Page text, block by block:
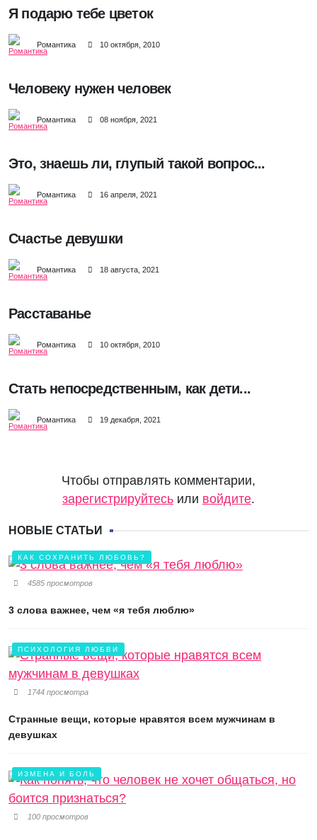
Я подарю тебе цветок
Романтика 10 октября, 2010
Человеку нужен человек
Романтика 08 ноября, 2021
Это, знаешь ли, глупый такой вопрос...
Романтика 16 апреля, 2021
Счастье девушки
Романтика 18 августа, 2021
Расставанье
Романтика 10 октября, 2010
Стать непосредственным, как дети...
Романтика 19 декабря, 2021
Чтобы отправлять комментарии,
зарегистрируйтесь или войдите.
НОВЫЕ СТАТЬИ
КАК СОХРАНИТЬ ЛЮБОВЬ?
4585 просмотров
3 слова важнее, чем «я тебя люблю»
ПСИХОЛОГИЯ ЛЮБВИ
1744 просмотра
Странные вещи, которые нравятся всем мужчинам в
девушках
ИЗМЕНА И БОЛЬ
100 просмотров